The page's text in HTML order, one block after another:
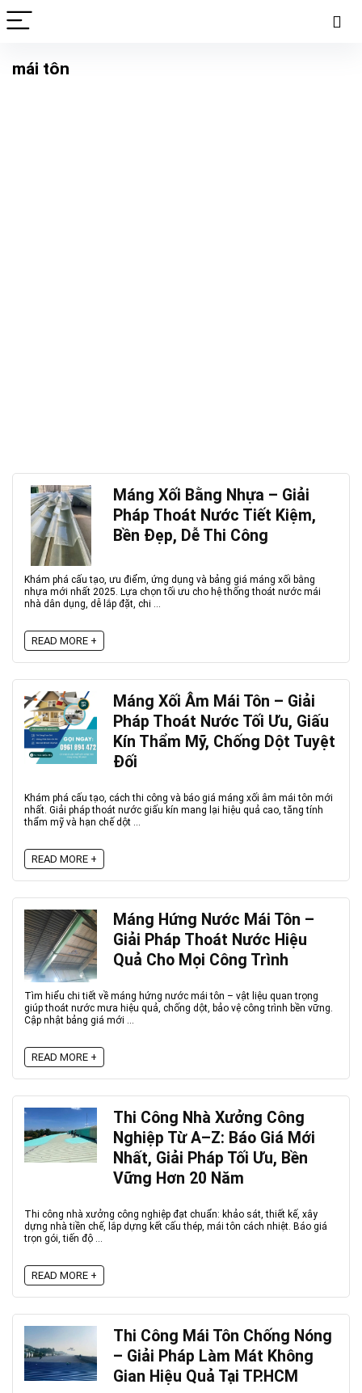
mái tôn
Máng Xối Bằng Nhựa – Giải
Pháp Thoát Nước Tiết Kiệm,
Bền Đẹp, Dễ Thi Công
Khám phá cấu tạo, ưu điểm, ứng dụng và bảng giá máng xối bằng
nhựa mới nhất 2025. Lựa chọn tối ưu cho hệ thống thoát nước mái
nhà dân dụng, dễ lắp đặt, chi ...
READ MORE +
Máng Xối Âm Mái Tôn – Giải
Pháp Thoát Nước Tối Ưu, Giấu
Kín Thẩm Mỹ, Chống Dột Tuyệt
Đối
Khám phá cấu tạo, cách thi công và báo giá máng xối âm mái tôn mới
nhất. Giải pháp thoát nước giấu kín mang lại hiệu quả cao, tăng tính
thẩm mỹ và hạn chế dột ...
READ MORE +
Máng Hứng Nước Mái Tôn –
Giải Pháp Thoát Nước Hiệu
Quả Cho Mọi Công Trình
Tìm hiểu chi tiết về máng hứng nước mái tôn – vật liệu quan trọng
giúp thoát nước mưa hiệu quả, chống dột, bảo vệ công trình bền vững.
Cập nhật bảng giá mới ...
READ MORE +
Thi Công Nhà Xưởng Công
Nghiệp Từ A–Z: Báo Giá Mới
Nhất, Giải Pháp Tối Ưu, Bền
Vững Hơn 20 Năm
Thi công nhà xưởng công nghiệp đạt chuẩn: khảo sát, thiết kế, xây
dựng nhà tiền chế, lắp dựng kết cấu thép, mái tôn cách nhiệt. Báo giá
trọn gói, tiến độ ...
READ MORE +
Thi Công Mái Tôn Chống Nóng
– Giải Pháp Làm Mát Không
Gian Hiệu Quả Tại TP.HCM